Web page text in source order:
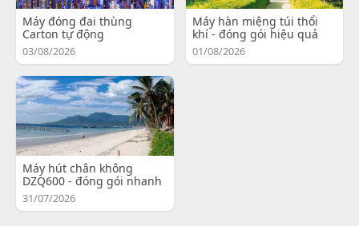
Máy đóng đai thùng
Carton tự động
03/08/2026
Máy hàn miệng túi thổi
khí - đóng gói hiệu quả
01/08/2026
Máy hút chân không
DZQ600 - đóng gói nhanh
31/07/2026